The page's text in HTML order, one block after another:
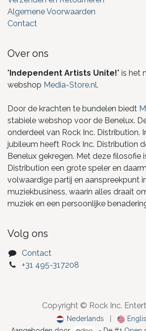
Algemene Voorwaarden
Contact
Over ons
"Independent Artists Unite!" is het
webshop Media-Store.nl.
Door de krachten te bundelen biedt
stabiele webshop voor de Benelux.
onderdeel van Rock Inc. Distribution.
jubileum heeft Rock Inc. Distribution
Benelux gekregen. Met deze filosofie
Distribution een grote speler en
volwaardige partij en aanspreekpunt
muziekbusiness, waarin alles draait
muziek en een persoonlijke
Volg ons
Contact
+31 495-317208
Copyright © Rock Inc.
Nederlands